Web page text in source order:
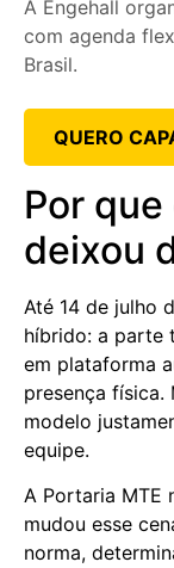
A Engehall
com agenda
Brasil.
QUERO
Por
deixou
Até 14 de julho
híbrido: a parte
em plataforma
presença física.
modelo
equipe.
A Portaria MTE
mudou esse
norma,